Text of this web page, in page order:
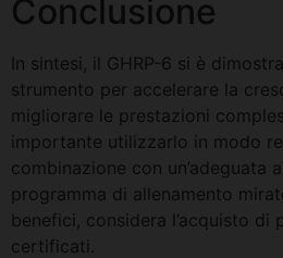
Conclusione
In sintesi, il GHRP-6 si è
strumento per accelerare la
migliorare le prestazioni
importante utilizzarlo in modo
combinazione con un’adeguata
programma di allenamento
benefici, considera l’acquisto
certificati.